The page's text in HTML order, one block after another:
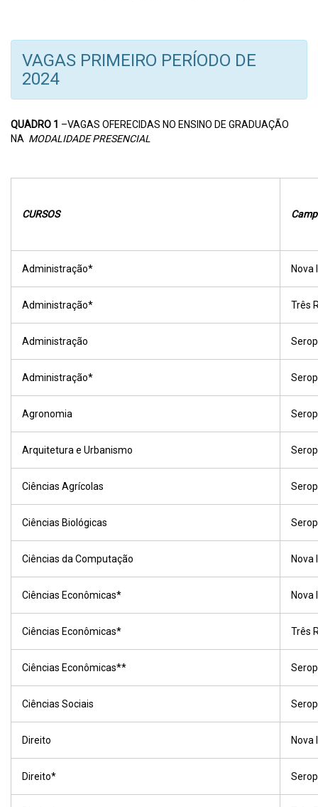
VAGAS PRIMEIRO PERÍODO DE
2024
QUADRO 1 –VAGAS OFERECIDAS NO ENSINO DE GRADUAÇÃO
NA MODALIDADE PRESENCIAL
CURSOS
Administração* Nova
Administração* Três
Administração
Administração*
Agronomia
Arquitetura e Urbanismo
Ciências Agrícolas
Ciências Biológicas
Ciências da Computação Nova
Ciências Econômicas* Nova
Ciências Econômicas* Três
Ciências Econômicas**
Ciências Sociais
Direito Nova
Direito*